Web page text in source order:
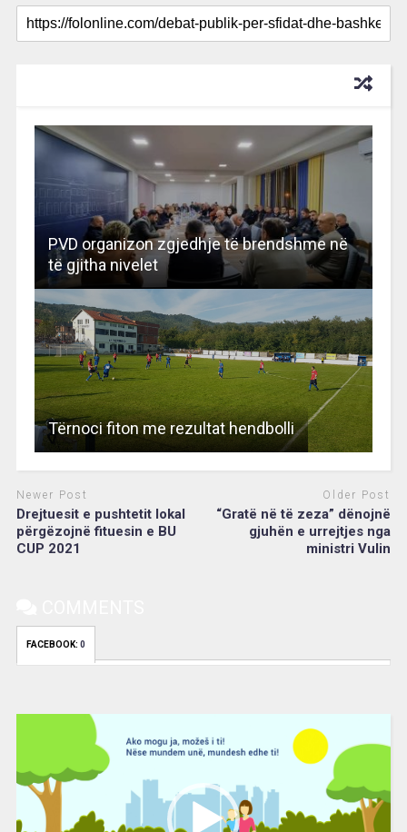
PVD organizon zgjedhje të brendshme në
të gjitha nivelet
Tërnoci fiton me rezultat hendbolli
Newer Post
Drejtuesit e pushtetit lokal
përgëzojnë fituesin e BU
CUP 2021
Older Post
“Gratë në të zeza” dënojnë
gjuhën e urrejtjes nga
ministri Vulin
FACEBOOK: 0